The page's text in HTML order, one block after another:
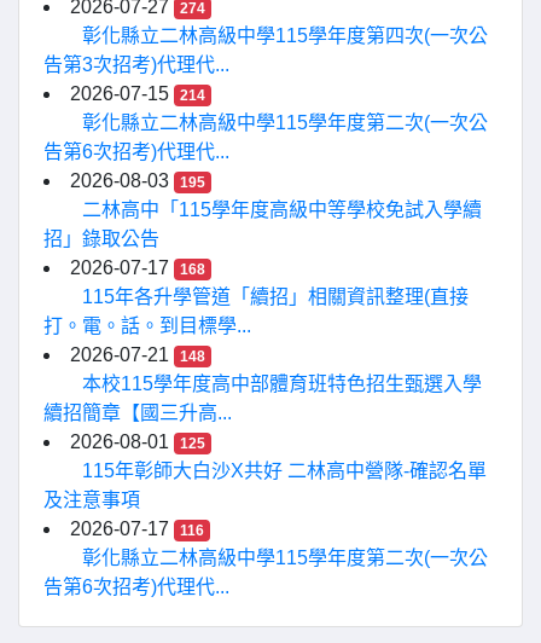
2026-07-27
274
彰化縣立二林高級中學115學年度第四次(一次公
告第3次招考)代理代...
2026-07-15
214
彰化縣立二林高級中學115學年度第二次(一次公
告第6次招考)代理代...
2026-08-03
195
二林高中「115學年度高級中等學校免試入學續
招」錄取公告
2026-07-17
168
115年各升學管道「續招」相關資訊整理(直接
打。電。話。到目標學...
2026-07-21
148
本校115學年度高中部體育班特色招生甄選入學
續招簡章【國三升高...
2026-08-01
125
115年彰師大白沙X共好 二林高中營隊-確認名單
及注意事項
2026-07-17
116
彰化縣立二林高級中學115學年度第二次(一次公
告第6次招考)代理代...